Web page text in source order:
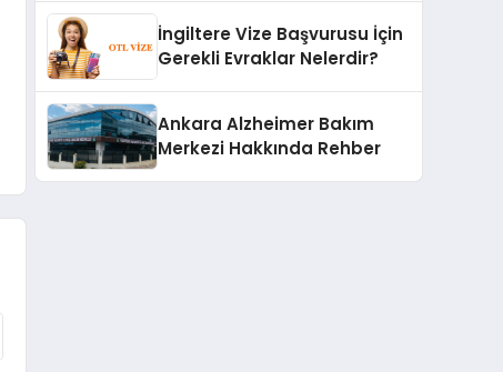
İngiltere Vize Başvurusu İçin
Gerekli Evraklar Nelerdir?
Ankara Alzheimer Bakım
Merkezi Hakkında Rehber